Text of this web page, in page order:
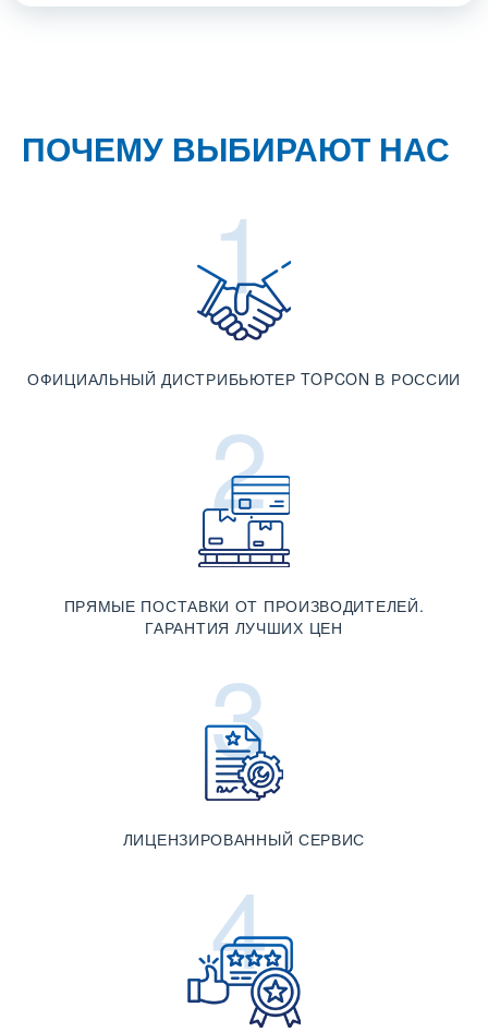
ПОЧЕМУ ВЫБИРАЮТ НАС
1
ОФИЦИАЛЬНЫЙ ДИСТРИБЬЮТЕР TOPCON В РОССИИ
2
ПРЯМЫЕ ПОСТАВКИ ОТ ПРОИЗВОДИТЕЛЕЙ.
ГАРАНТИЯ ЛУЧШИХ ЦЕН
3
ЛИЦЕНЗИРОВАННЫЙ СЕРВИС
4